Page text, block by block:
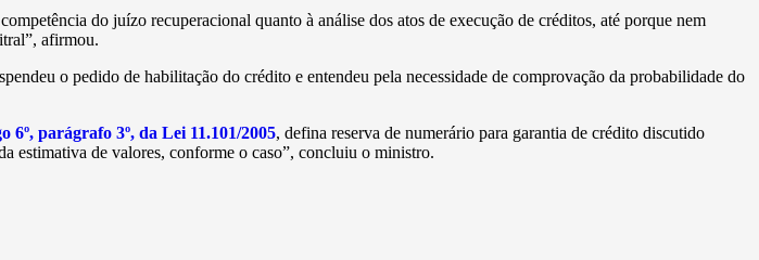
do juízo recuperacional quanto à análise dos atos de execução de créditos, até porque nem
afirmou.
o pedido de habilitação do crédito e entendeu pela necessidade de comprovação da probabilidade do
6º, parágrafo 3º, da Lei 11.101/2005, defina reserva de numerário para garantia de crédito discutido
estimativa de valores, conforme o caso”, concluiu o ministro.